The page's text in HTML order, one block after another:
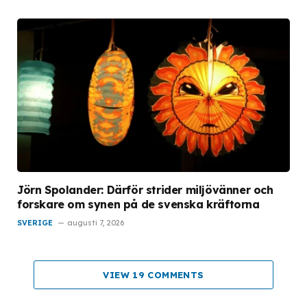
Jörn Spolander: Därför strider miljövänner och
forskare om synen på de svenska kräftorna
SVERIGE augusti 7, 2026
VIEW 19 COMMENTS